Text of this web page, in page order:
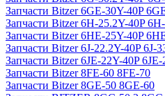
Запчасти Bitzer 6GE-30Y-40P
Запчасти Bitzer 6H-25.2Y-40P
Запчасти Bitzer 6HE-25Y-40P
Запчасти Bitzer 6J-22.2Y-40P 6J-
Запчасти Bitzer 6JE-22Y-40P
Запчасти Bitzer 8FE-60 8FE-70
Запчасти Bitzer 8GE-50 8GE-60